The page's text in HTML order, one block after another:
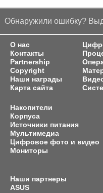
Обнаружили ошибку?
О нас
Контакты
Partnership
Copyright
Наши награды
Карта сайта
Накопители
Корпуса
Источники питания
Мультимедиа
Цифровое фото и видео
Мониторы
Наши партнеры
ASUS